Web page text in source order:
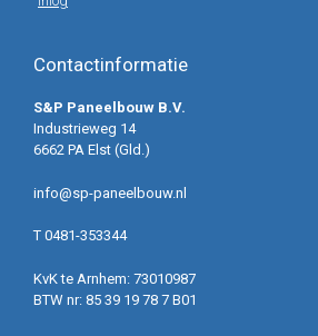
Contactinformatie
S&P Paneelbouw B.V.
Industrieweg 14
6662 PA Elst (Gld.)
info@sp-paneelbouw.nl
T 0481-353344
KvK te Arnhem: 73010987
BTW nr: 85 39 19 78 7 B01